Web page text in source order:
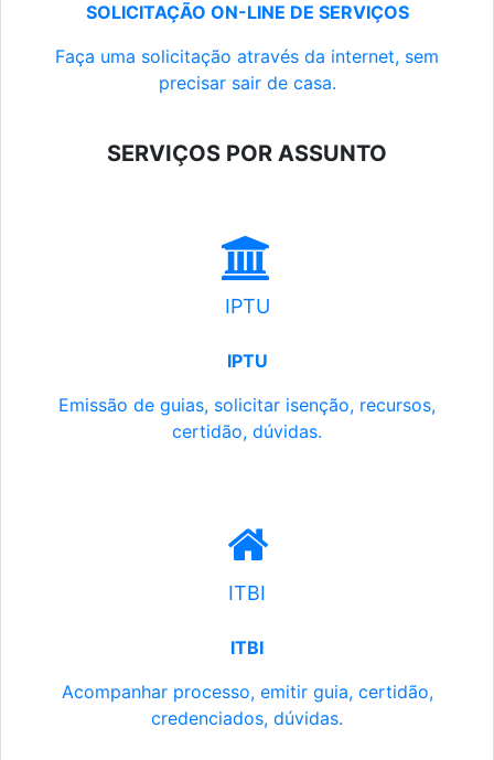
SOLICITAÇÃO ON-LINE DE SERVIÇOS
Faça uma solicitação através da internet, sem
precisar sair de casa.
SERVIÇOS POR ASSUNTO
IPTU
IPTU
Emissão de guias, solicitar isenção, recursos,
certidão, dúvidas.
ITBI
ITBI
Acompanhar processo, emitir guia, certidão,
credenciados, dúvidas.